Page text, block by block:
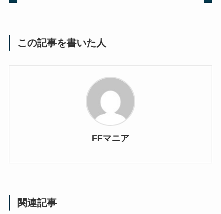
この記事を書いた人
FFマニア
関連記事